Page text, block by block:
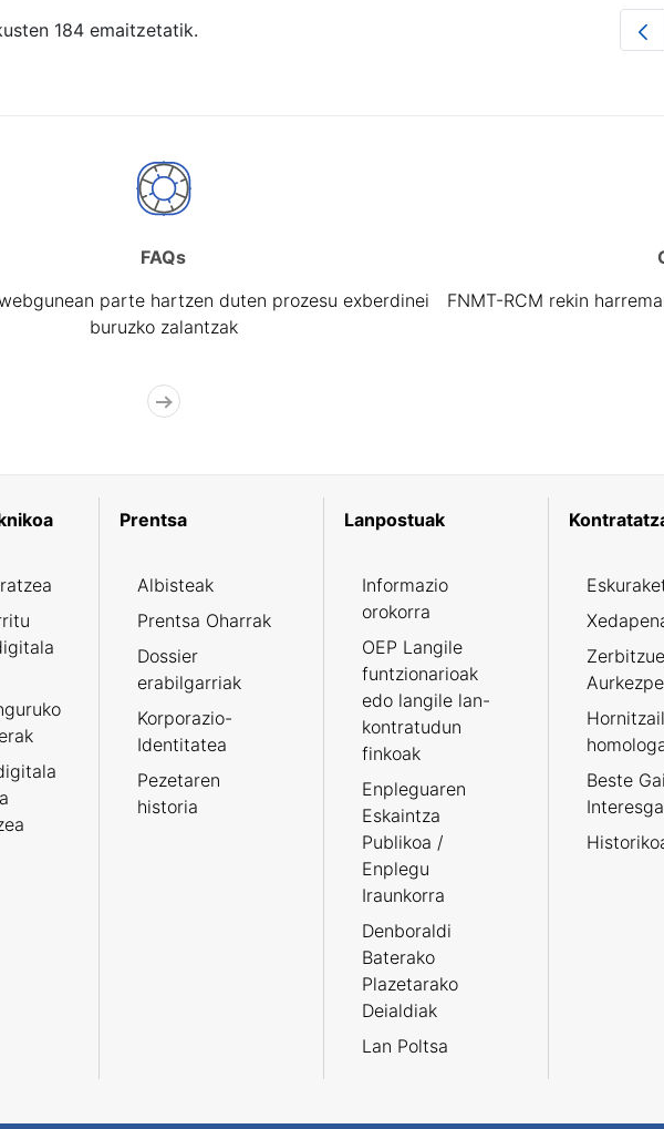
184 emaitzetatik.
FAQs
parte hartzen duten prozesu exberdinei
buruzko zalantzak
FNMT-RCM rekin
Prentsa
Albisteak
Prentsa Oharrak
Dossier
erabilgarriak
Korporazio-
Identitatea
Pezetaren
historia
Lanpostuak
Informazio
orokorra
OEP Langile
funtzionarioak
edo langile lan-
kontratudun
finkoak
Enpleguaren
Eskaintza
Publikoa /
Enplegu
Iraunkorra
Denboraldi
Baterako
Plazetarako
Deialdiak
Lan Poltsa
Beste Gai